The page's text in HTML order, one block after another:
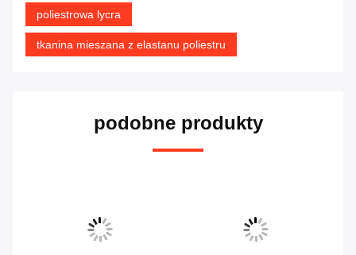
poliestrowa lycra
tkanina mieszana z elastanu poliestru
podobne produkty